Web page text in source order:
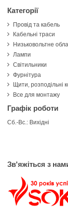
Категорії
Провід та кабель
Кабельні траси
Низьковольтне
Лампи
Світильники
Фурнітура
Щити, розподільні
Все для монтажу
Графік роботи
Сб.-Вс.: Вихідні
Зв'яжіться з